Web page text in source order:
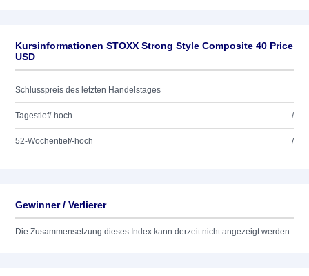
Kursinformationen STOXX Strong Style Composite 40 Price
USD
Schlusspreis des letzten Handelstages
Tagestief/-hoch /
52-Wochentief/-hoch /
Gewinner / Verlierer
Die Zusammensetzung dieses Index kann derzeit nicht angezeigt werden.